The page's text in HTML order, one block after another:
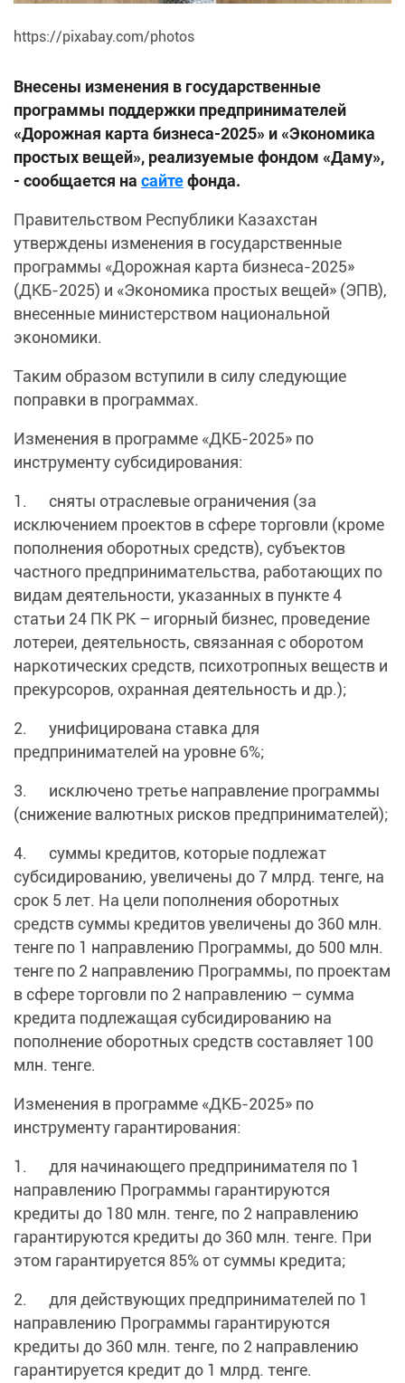
https://pixabay.com/photos
Внесены изменения в государственные
программы поддержки предпринимателей
«Дорожная карта бизнеса-2025» и «Экономика
простых вещей», реализуемые фондом «Даму»,
- сообщается на сайтефонда.
Правительством Республики Казахстан
утверждены изменения в государственные
программы «Дорожная карта бизнеса-2025»
(ДКБ-2025) и «Экономика простых вещей» (ЭПВ),
внесенные министерством национальной
экономики.
Таким образом вступили в силу следующие
поправки в программах.
Изменения в программе «ДКБ-2025» по
инструменту субсидирования:
1. сняты отраслевые ограничения (за
исключением проектов в сфере торговли (кроме
пополнения оборотных средств), субъектов
частного предпринимательства, работающих по
видам деятельности, указанных в пункте 4
статьи 24 ПК РК – игорный бизнес, проведение
лотереи, деятельность, связанная с оборотом
наркотических средств, психотропных веществ и
прекурсоров, охранная деятельность и др.);
2. унифицирована ставка для
предпринимателей на уровне 6%;
3. исключено третье направление программы
(снижение валютных рисков предпринимателей);
4. суммы кредитов, которые подлежат
субсидированию, увеличены до 7 млрд. тенге, на
срок 5 лет. На цели пополнения оборотных
средств суммы кредитов увеличены до 360 млн.
тенге по 1 направлению Программы, до 500 млн.
тенге по 2 направлению Программы, по проектам
в сфере торговли по 2 направлению – сумма
кредита подлежащая субсидированию на
пополнение оборотных средств составляет 100
млн. тенге.
Изменения в программе «ДКБ-2025» по
инструменту гарантирования:
1. для начинающего предпринимателя по 1
направлению Программы гарантируются
кредиты до 180 млн. тенге, по 2 направлению
гарантируются кредиты до 360 млн. тенге. При
этом гарантируется 85% от суммы кредита;
2. для действующих предпринимателей по 1
направлению Программы гарантируются
кредиты до 360 млн. тенге, по 2 направлению
гарантируется кредит до 1 млрд. тенге.